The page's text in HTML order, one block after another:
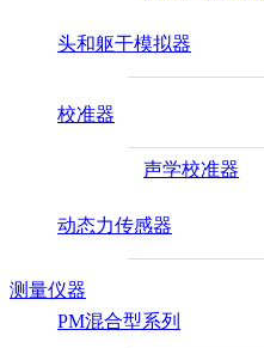
头和躯干模拟器
校准器
声学校准器
动态力传感器
测量仪器
PM混合型系列